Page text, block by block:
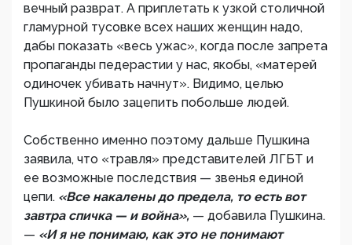
вечный разврат. А приплетать к узкой столичной
гламурной тусовке всех наших женщин надо,
дабы показать «весь ужас», когда после запрета
пропаганды педерастии у нас, якобы, «матерей
одиночек убивать начнут». Видимо, целью
Пушкиной было зацепить побольше людей.
Собственно именно поэтому дальше Пушкина
заявила, что «травля» представителей ЛГБТ и
ее возможные последствия — звенья единой
цепи. «Все накалены до предела, то есть вот
завтра спичка — и война», — добавила Пушкина.
— «И я не понимаю, как это не понимают